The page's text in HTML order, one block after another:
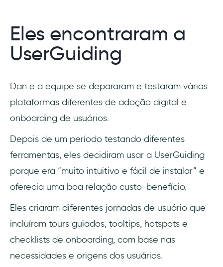
Eles encontraram a
UserGuiding
Dan e a equipe se depararam e testaram várias
plataformas diferentes de adoção digital e
onboarding de usuários.
Depois de um período testando diferentes
ferramentas, eles decidiram usar a UserGuiding
porque era “muito intuitivo e fácil de instalar” e
oferecia uma boa relação custo-benefício.
Eles criaram diferentes jornadas de usuário que
incluíram tours guiados, tooltips, hotspots e
checklists de onboarding, com base nas
necessidades e origens dos usuários.